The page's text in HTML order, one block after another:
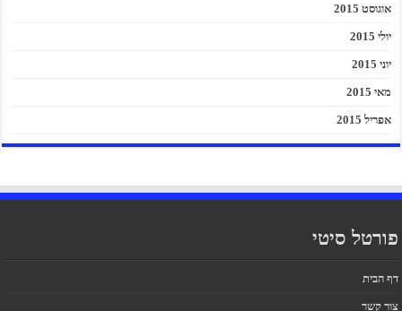
אוגוסט 2015
יולי 2015
יוני 2015
מאי 2015
אפריל 2015
פורטל סיטי
דף הבית
צור קשר